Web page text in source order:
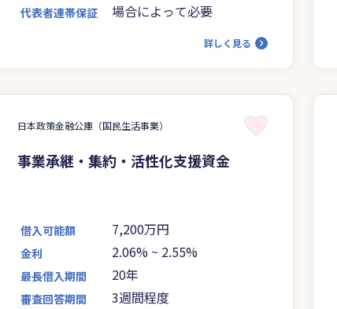
代表者連帯保証 場合によって必要
詳しく見る
日本政策金融公庫（国民生活事業）
事業承継・集約・活性化支援資金
借入可能額 7,200万円
金利 2.06% ~ 2.55%
最長借入期間 20年
審査回答期間 3週間程度